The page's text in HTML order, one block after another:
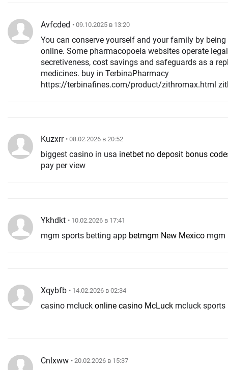
Avfcded • 09.10.2025 в 13:20
You can conserve yourself and your family by
online. Some pharmacopoeia websites operate
secretiveness, cost savings and safeguards as a
medicines. buy in TerbinaPharmacy
https://terbinafines.com/product/zithromax.html
Kuzxrr • 08.02.2026 в 20:52
biggest casino in usa inetbet no deposit bonus
pay per view
Ykhdkt • 10.02.2026 в 17:41
mgm sports betting app betmgm New Mexico mgm
Xqybfb • 14.02.2026 в 02:34
casino mcluck online casino McLuck mcluck sports
Cnlxww • 20.02.2026 в 15:37